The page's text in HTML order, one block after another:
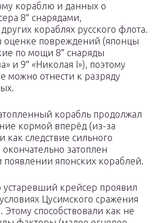
кораблю и данных о
8″ снарядами,
кораблях русского флота.
повреждений (японцы
по мощи 8″ снаряды
и 9″ «Николая I»), поэтому
можно отнести к разряду
корабль продолжал
кормой вперёд (из-за
следствие сильного
затоплен
японских кораблей.
крейсер проявил
Цусимского сражения
способствовали как не